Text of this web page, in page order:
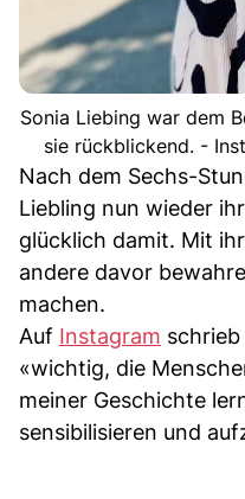
Sonia Liebing war dem
sie rückblickend. -
Nach dem Sechs-
Liebling nun wieder
glücklich damit. Mit
andere davor
machen.
Auf Instagram schrieb
«wichtig, die
meiner Geschichte
sensibilisieren und